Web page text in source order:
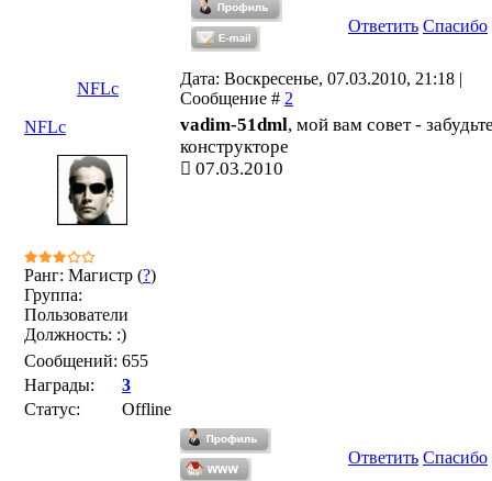
Ответить Спасибо
NFLc
Дата: Воскресенье, 07.03.2010, 21:18 |
Сообщение # 2
NFLc
Ранг: Магистр (?)
Группа:
Пользователи
Должность: :)
Сообщений: 655
Награды:
3
Статус:
Offline
vadim-51dml, мой вам совет -
конструкторе
07.03.2010
Ответить Спасибо